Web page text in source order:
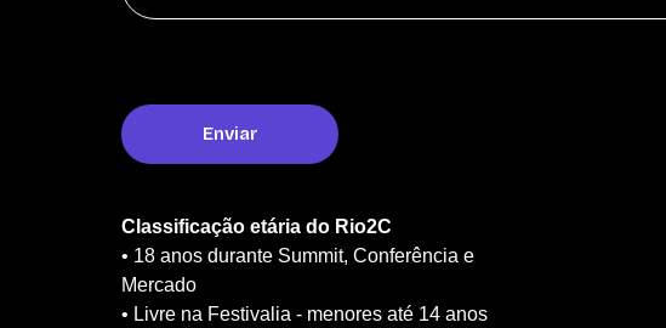
Classificação etária do Rio2C
• 18 anos durante Summit, Conferência e
Mercado
• Livre na Festivalia - menores até 14 anos